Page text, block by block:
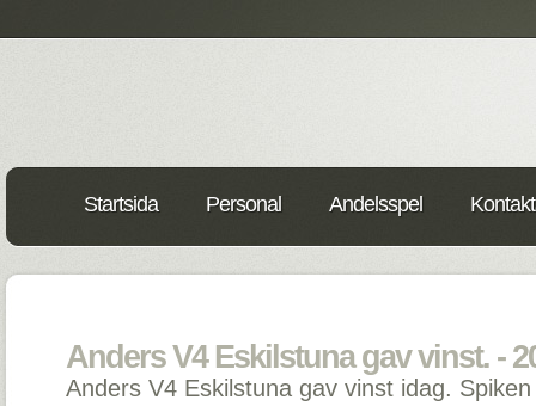
Startsida Personal Andelsspel
Anders V4 Eskilstuna gav vinst. -
Anders V4 Eskilstuna gav vinst idag.